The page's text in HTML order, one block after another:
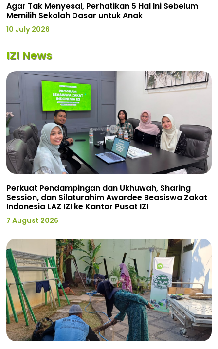
Agar Tak Menyesal, Perhatikan 5 Hal Ini Sebelum
Memilih Sekolah Dasar untuk Anak
10 July 2026
IZI News
Perkuat Pendampingan dan Ukhuwah, Sharing
Session, dan Silaturahim Awardee Beasiswa Zakat
Indonesia LAZ IZI ke Kantor Pusat IZI
7 August 2026